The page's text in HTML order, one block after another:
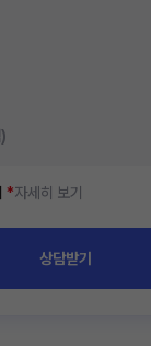
*자세히 보기
상담받기